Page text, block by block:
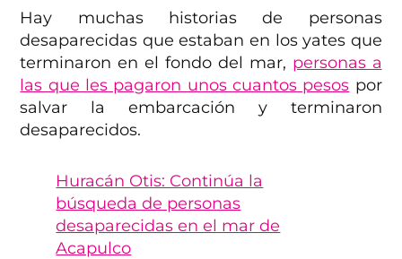
Hay muchas historias de personas
desaparecidas que estaban en los yates que
terminaron en el fondo del mar, personas a
las que les pagaron unos cuantos pesos por
salvar la embarcación y terminaron
desaparecidos.
Huracán Otis: Continúa la
búsqueda de personas
desaparecidas en el mar de
Acapulco